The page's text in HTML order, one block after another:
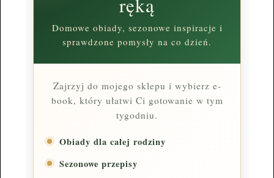
Domowe obiady, sezonowe inspiracje i
sprawdzone pomysły na co dzień.
Zajrzyj do mojego sklepu i wybierz e-
book, który ułatwi Ci gotowanie w tym
tygodniu.
Obiady dla całej rodziny
Sezonowe przepisy